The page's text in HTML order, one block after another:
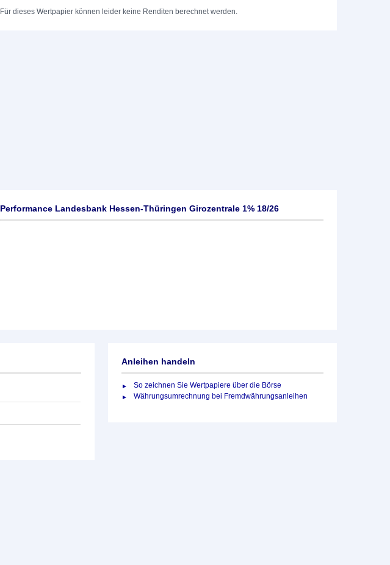
Für dieses Wertpapier können leider keine Renditen berechnet werden.
Performance Landesbank Hessen-Thüringen Girozentrale 1% 18/26
Anleihen handeln
So zeichnen Sie Wertpapiere über die Börse
Währungsumrechnung bei Fremdwährungsanleihen